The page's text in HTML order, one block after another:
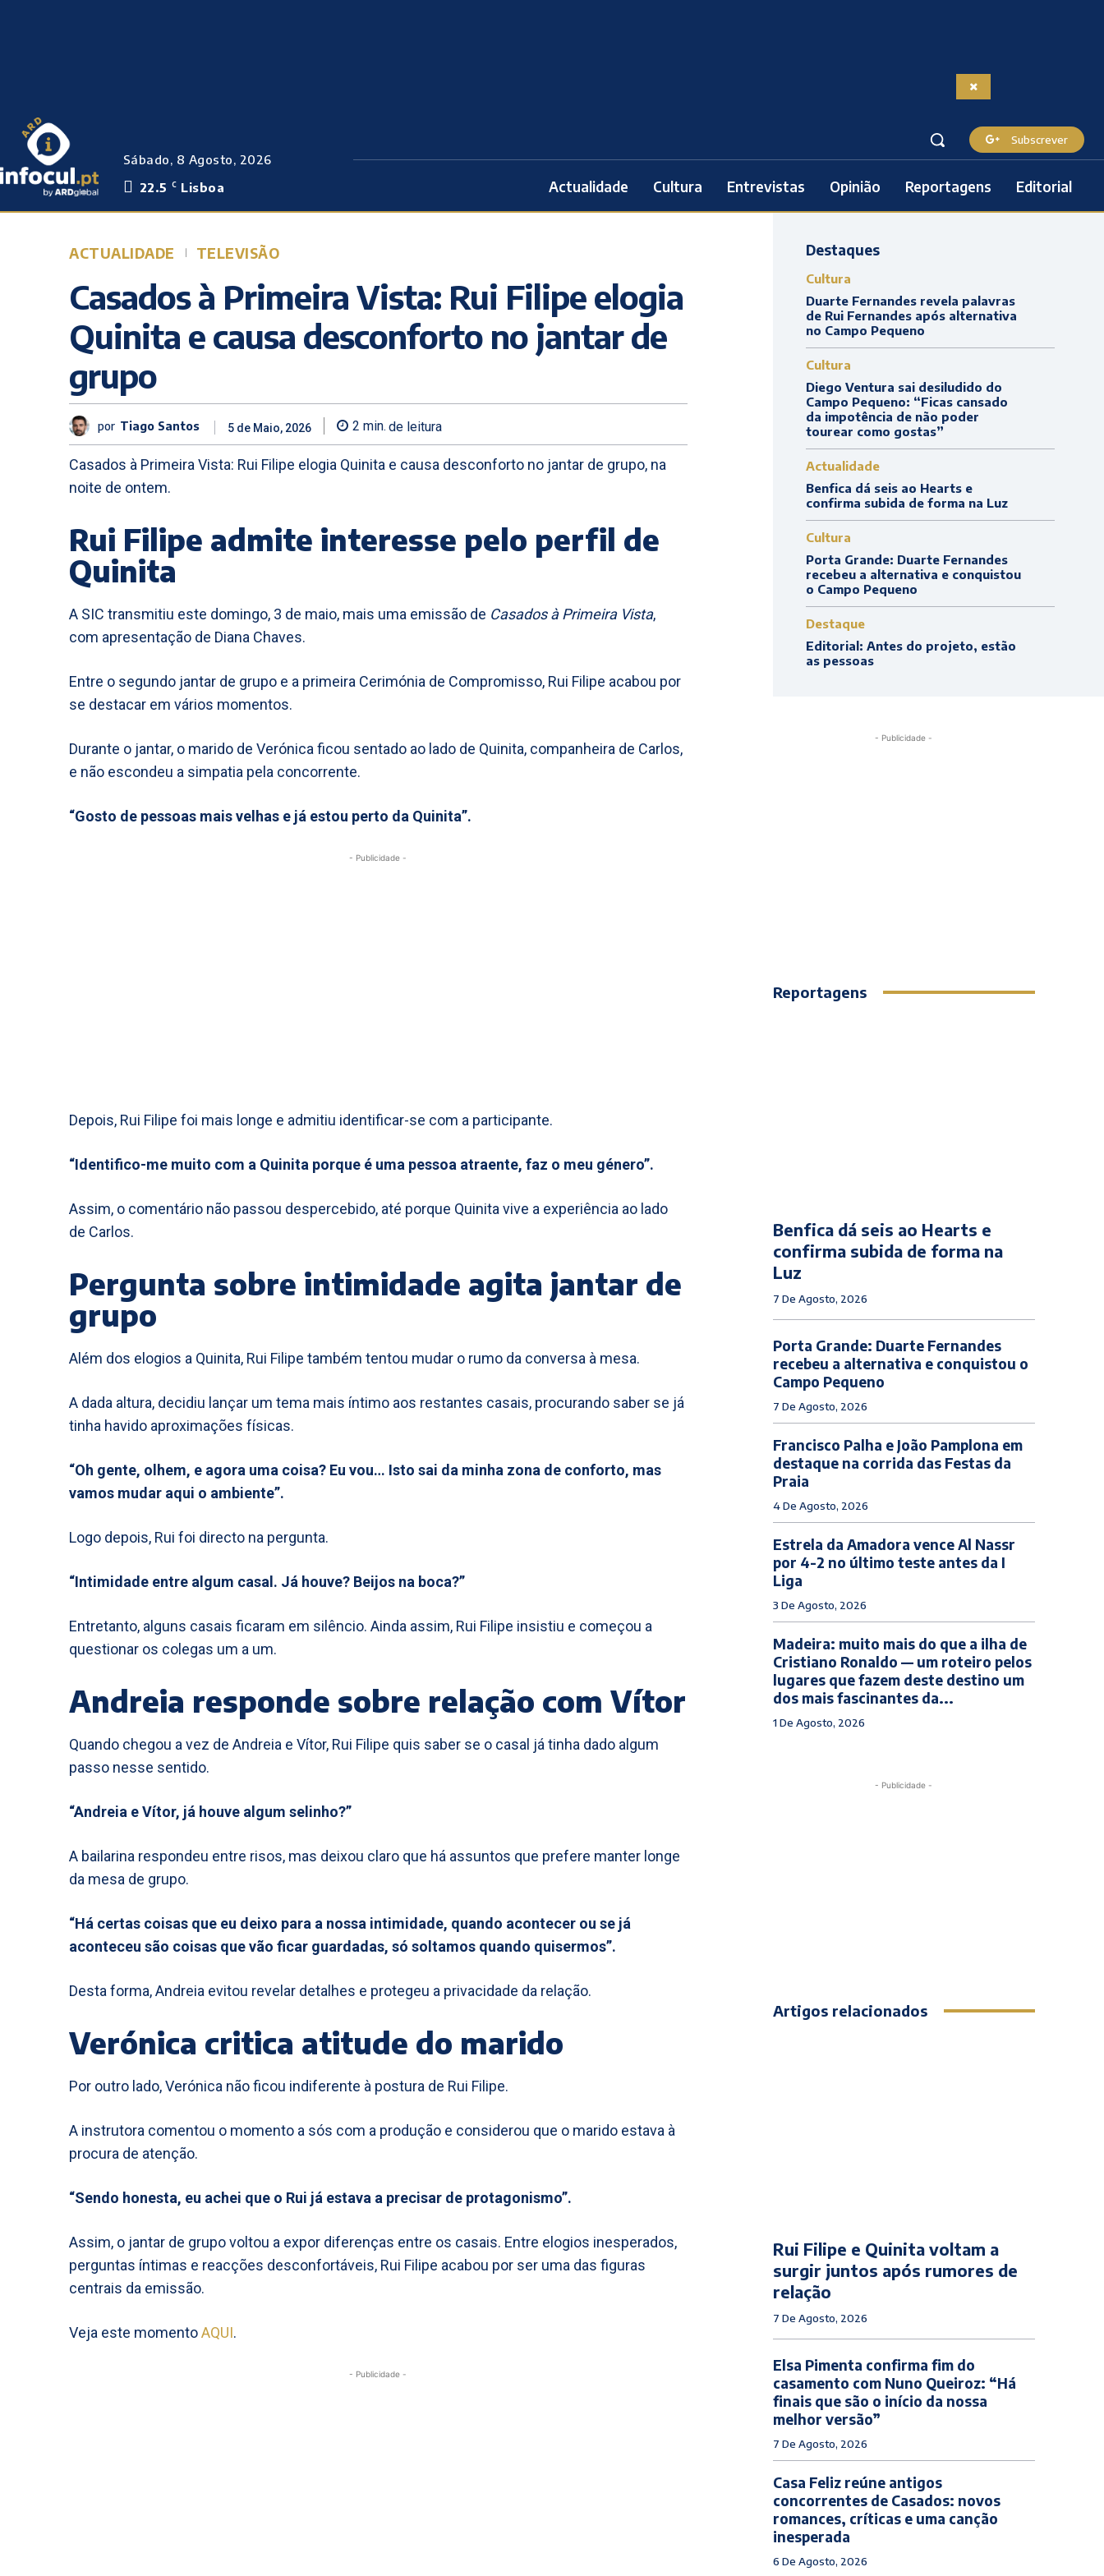
Sábado, 8 Agosto, 2026
22.5
C Lisboa
Subscrever
Actualidade Cultura Entrevistas Opinião Reportagens Editorial
ACTUALIDADE TELEVISÃO
Casados à Primeira Vista: Rui Filipe elogia
Quinita e causa desconforto no jantar de
grupo
por Tiago Santos 5 de Maio, 2026 2 min. de leitura
Casados à Primeira Vista: Rui Filipe elogia Quinita e causa desconforto no jantar de grupo, na
noite de ontem.
Rui Filipe admite interesse pelo perfil de
Quinita
A SIC transmitiu este domingo, 3 de maio, mais uma emissão de Casados à Primeira Vista,
com apresentação de Diana Chaves.
Entre o segundo jantar de grupo e a primeira Cerimónia de Compromisso, Rui Filipe acabou por
se destacar em vários momentos.
Durante o jantar, o marido de Verónica ficou sentado ao lado de Quinita, companheira de Carlos,
e não escondeu a simpatia pela concorrente.
“Gosto de pessoas mais velhas e já estou perto da Quinita”.
- Publicidade -
Depois, Rui Filipe foi mais longe e admitiu identificar-se com a participante.
“Identifico-me muito com a Quinita porque é uma pessoa atraente, faz o meu género”.
Assim, o comentário não passou despercebido, até porque Quinita vive a experiência ao lado
de Carlos.
Pergunta sobre intimidade agita jantar de
grupo
Além dos elogios a Quinita, Rui Filipe também tentou mudar o rumo da conversa à mesa.
A dada altura, decidiu lançar um tema mais íntimo aos restantes casais, procurando saber se já
tinha havido aproximações físicas.
“Oh gente, olhem, e agora uma coisa? Eu vou… Isto sai da minha zona de conforto, mas
vamos mudar aqui o ambiente”.
Logo depois, Rui foi directo na pergunta.
“Intimidade entre algum casal. Já houve? Beijos na boca?”
Entretanto, alguns casais ficaram em silêncio. Ainda assim, Rui Filipe insistiu e começou a
questionar os colegas um a um.
Andreia responde sobre relação com Vítor
Quando chegou a vez de Andreia e Vítor, Rui Filipe quis saber se o casal já tinha dado algum
passo nesse sentido.
“Andreia e Vítor, já houve algum selinho?”
A bailarina respondeu entre risos, mas deixou claro que há assuntos que prefere manter longe
da mesa de grupo.
“Há certas coisas que eu deixo para a nossa intimidade, quando acontecer ou se já
aconteceu são coisas que vão ficar guardadas, só soltamos quando quisermos”.
Desta forma, Andreia evitou revelar detalhes e protegeu a privacidade da relação.
Verónica critica atitude do marido
Por outro lado, Verónica não ficou indiferente à postura de Rui Filipe.
A instrutora comentou o momento a sós com a produção e considerou que o marido estava à
procura de atenção.
“Sendo honesta, eu achei que o Rui já estava a precisar de protagonismo”.
Assim, o jantar de grupo voltou a expor diferenças entre os casais. Entre elogios inesperados,
perguntas íntimas e reacções desconfortáveis, Rui Filipe acabou por ser uma das figuras
centrais da emissão.
Veja este momentoAQUI.
- Publicidade -
Destaques
Cultura
Duarte Fernandes revela palavras
de Rui Fernandes após alternativa
no Campo Pequeno
Cultura
Diego Ventura sai desiludido do
Campo Pequeno: “Ficas cansado
da impotência de não poder
tourear como gostas”
Actualidade
Benfica dá seis ao Hearts e
confirma subida de forma na Luz
Cultura
Porta Grande: Duarte Fernandes
recebeu a alternativa e conquistou
o Campo Pequeno
Destaque
Editorial: Antes do projeto, estão
as pessoas
- Publicidade -
Reportagens
Benfica dá seis ao Hearts e
confirma subida de forma na
Luz
7 De Agosto, 2026
Porta Grande: Duarte Fernandes
recebeu a alternativa e conquistou o
Campo Pequeno
7 De Agosto, 2026
Francisco Palha e João Pamplona em
destaque na corrida das Festas da
Praia
4 De Agosto, 2026
Estrela da Amadora vence Al Nassr
por 4-2 no último teste antes da I
Liga
3 De Agosto, 2026
Madeira: muito mais do que a ilha de
Cristiano Ronaldo — um roteiro pelos
lugares que fazem deste destino um
dos mais fascinantes da...
1 De Agosto, 2026
- Publicidade -
Artigos relacionados
Rui Filipe e Quinita voltam a
surgir juntos após rumores de
relação
7 De Agosto, 2026
Elsa Pimenta confirma fim do
casamento com Nuno Queiroz: “Há
finais que são o início da nossa
melhor versão”
7 De Agosto, 2026
Casa Feliz reúne antigos
concorrentes de Casados: novos
romances, críticas e uma canção
inesperada
6 De Agosto, 2026